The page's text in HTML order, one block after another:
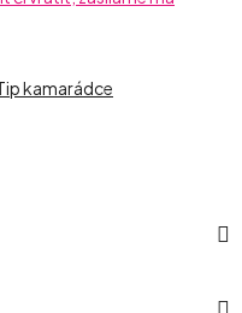
kamarádce